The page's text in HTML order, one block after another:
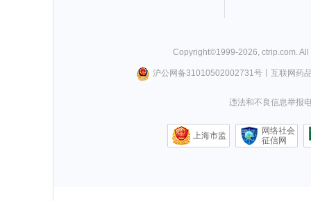
Copyright©1999-2026 ctrip.com .
沪公网备31010502002731号丨 互联网药
违法和不良信息举报
上海市监
网络社会
征信网